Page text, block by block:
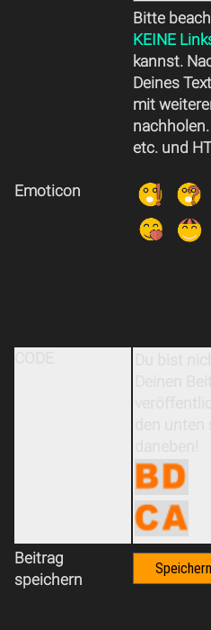
Bitte
KEINE
kannst.
Deines
mit
etc. und
Emoticon
Beitrag
speichern